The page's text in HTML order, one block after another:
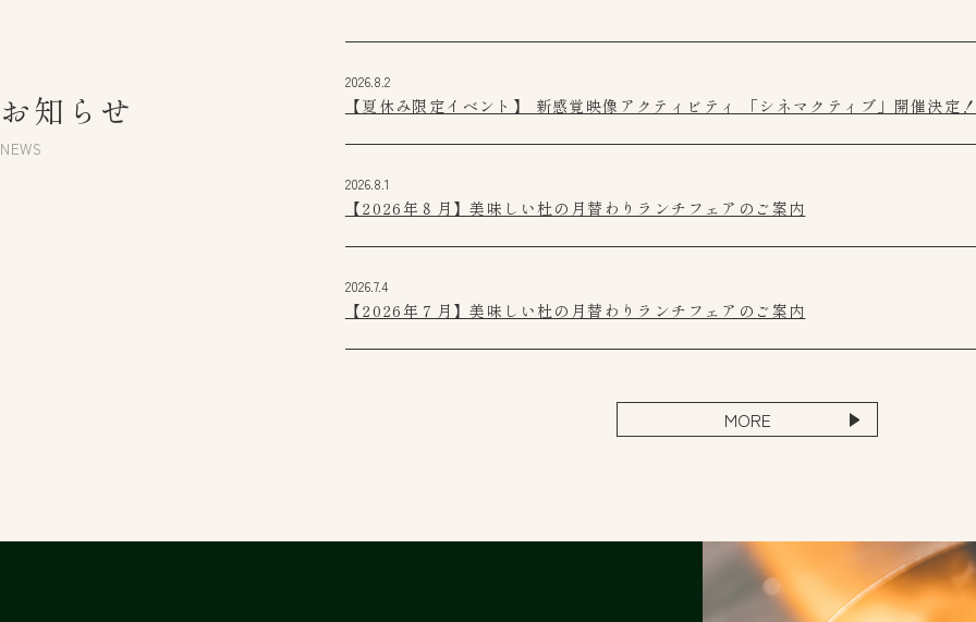
お知らせ
NEWS
2026.8.2
【夏休み限定イベント】 新感覚映像アクティビティ 「シネマクティブ」開催決定
2026.8.1
【2026年８月】美味しい杜の月替わりランチフェアのご案内
2026.7.4
【2026年７月】美味しい杜の月替わりランチフェアのご案内
MORE